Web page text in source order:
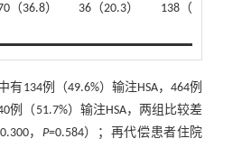
（36.8） 36（20.3） 138（36.6）
有134例（49.6%）输注HSA，464例
例（51.7%）输注HSA，两组比较差
， P=0.584）；再代偿患者住院